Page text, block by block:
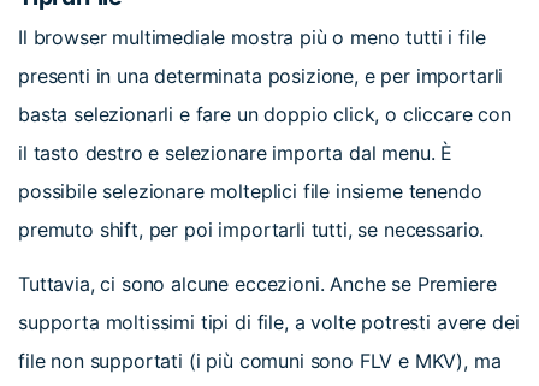
Il browser multimediale mostra più o meno tutti i file
presenti in una determinata posizione, e per importarli
basta selezionarli e fare un doppio click, o cliccare con
il tasto destro e selezionare importa dal menu. È
possibile selezionare molteplici file insieme tenendo
premuto shift, per poi importarli tutti, se necessario.
Tuttavia, ci sono alcune eccezioni. Anche se Premiere
supporta moltissimi tipi di file, a volte potresti avere dei
file non supportati (i più comuni sono FLV e MKV), ma